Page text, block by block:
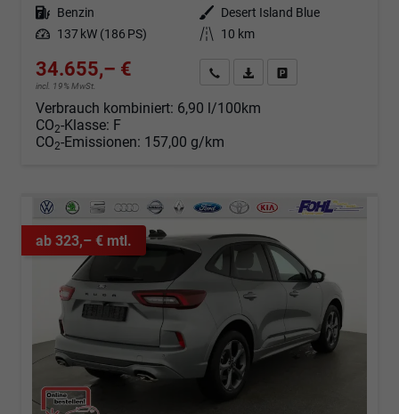
Kraftstoff Benzin Außenfarbe
Desert Island Blue
Leistung 137 kW (186 PS) Kilometerstand 10 km
34.655,– €
incl. 19% MwSt.
Angebot anfordern
Fahrzeugexpose (PDF)
Verbrauch kombiniert: 6,90 l/100km
CO2-Klasse: F
CO2-Emissionen: 157,00 g/km
ab 323,– € mtl.